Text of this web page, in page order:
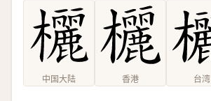
中国大陆 香港 台湾